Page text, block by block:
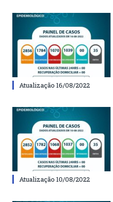
Atualização 16/08/2022
Atualização 10/08/2022